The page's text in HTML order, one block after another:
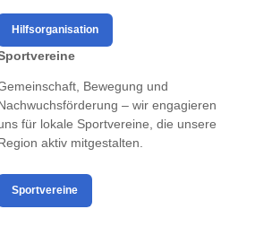
Hilfsorganisation
Bewegung und
– wir engagieren
für lokale Sportvereine, die unsere
aktiv mitgestalten.
Sportvereine